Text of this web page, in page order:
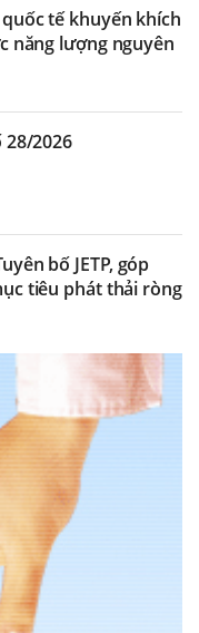
tế khuyến khích
năng lượng nguyên
2026
bố JETP, góp
tiêu phát thải ròng